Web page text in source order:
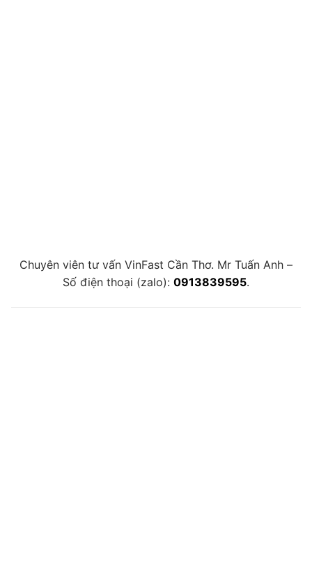
Chuyên viên tư vấn VinFast Cần Thơ. Mr Tuấn Anh –
Số điện thoại (zalo): 0913839595.